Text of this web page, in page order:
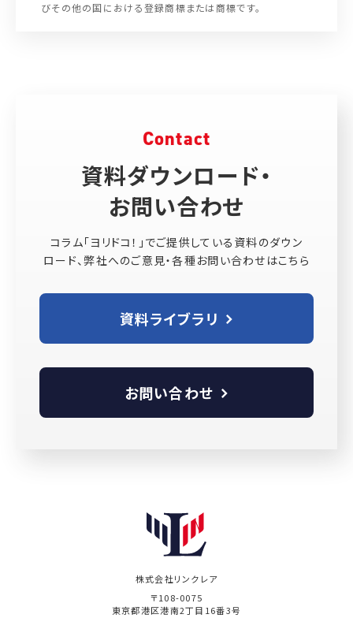
びその他の国における登録商標または商標です。
Contact
資料ダウンロード・
お問い合わせ
コラム「ヨリドコ！」でご提供している資料のダウン
ロード、弊社へのご意見・各種お問い合わせはこちら
資料ライブラリ
お問い合わせ
株式会社リンクレア
〒108-0075
東京都港区港南2丁目16番3号